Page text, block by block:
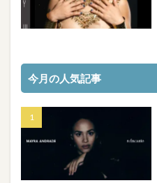
今月の人気記事